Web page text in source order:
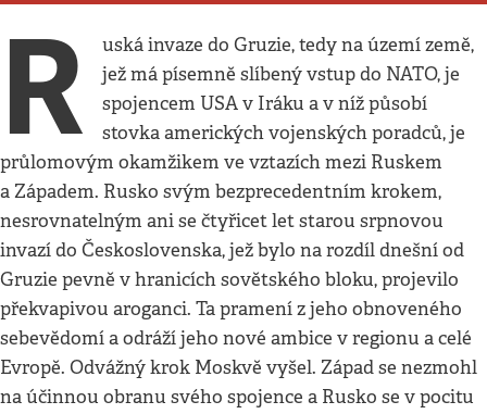
R
uská invaze do Gruzie, tedy na území země,
jež má písemně slíbený vstup do NATO, je
spojencem USA v Iráku a v níž působí
stovka amerických vojenských poradců, je
průlomovým okamžikem ve vztazích mezi Ruskem
a Západem. Rusko svým bezprecedentním krokem,
nesrovnatelným ani se čtyřicet let starou srpnovou
invazí do Československa, jež bylo na rozdíl dnešní od
Gruzie pevně v hranicích sovětského bloku, projevilo
překvapivou aroganci. Ta pramení z jeho obnoveného
sebevědomí a odráží jeho nové ambice v regionu a celé
Evropě. Odvážný krok Moskvě vyšel. Západ se nezmohl
na účinnou obranu svého spojence a Rusko se v pocitu